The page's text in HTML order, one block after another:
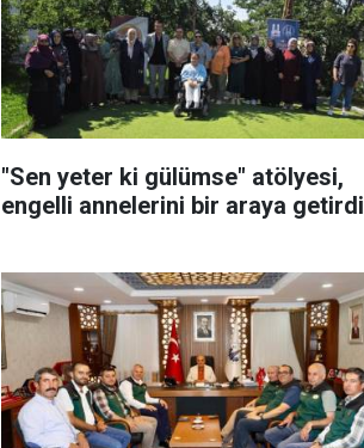
"Sen yeter ki gülümse" atölyesi,
engelli annelerini bir araya getirdi